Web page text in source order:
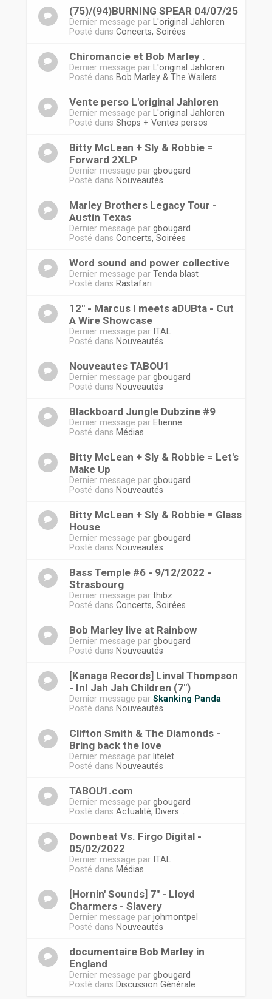
(75)/(94)BURNING SPEAR 04/07/25
Dernier message par
L'original Jahloren
Posté dans Concerts, Soirées
Chiromancie et Bob Marley .
Dernier message par
L'original Jahloren
Posté dans Bob Marley & The Wailers
Vente perso L'original Jahloren
Dernier message par
L'original Jahloren
Posté dans Shops + Ventes persos
Bitty McLean + Sly & Robbie =
Forward 2XLP
Dernier message par gbougard
Posté dans Nouveautés
Marley Brothers Legacy Tour -
Austin Texas
Dernier message par gbougard
Posté dans Concerts, Soirées
Word sound and power collective
Dernier message par Tenda blast
Posté dans Rastafari
12'' - Marcus I meets aDUBta - Cut
A Wire Showcase
Dernier message par ITAL
Posté dans Nouveautés
Nouveautes TABOU1
Dernier message par gbougard
Posté dans Nouveautés
Blackboard Jungle Dubzine #9
Dernier message par Etienne
Posté dans Médias
Bitty McLean + Sly & Robbie = Let's
Make Up
Dernier message par gbougard
Posté dans Nouveautés
Bitty McLean + Sly & Robbie = Glass
House
Dernier message par gbougard
Posté dans Nouveautés
Bass Temple #6 - 9/12/2022 -
Strasbourg
Dernier message par thibz
Posté dans Concerts, Soirées
Bob Marley live at Rainbow
Dernier message par gbougard
Posté dans Nouveautés
[Kanaga Records] Linval Thompson
- InI Jah Jah Children (7")
Dernier message par Skanking Panda
Posté dans Nouveautés
Clifton Smith & The Diamonds -
Bring back the love
Dernier message par litelet
Posté dans Nouveautés
TABOU1.com
Dernier message par gbougard
Posté dans Actualité, Divers...
Downbeat Vs. Firgo Digital -
05/02/2022
Dernier message par ITAL
Posté dans Médias
[Hornin' Sounds] 7" - Lloyd
Charmers - Slavery
Dernier message par johmontpel
Posté dans Nouveautés
documentaire Bob Marley in
England
Dernier message par gbougard
Posté dans Discussion Générale